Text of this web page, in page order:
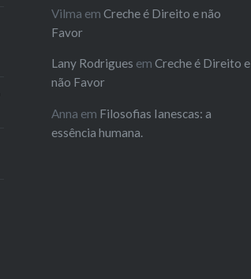
Vilma emCreche é Direito e não
Favor
Lany Rodrigues emCreche é Direito e
não Favor
Anna em Filosofias Ianescas: a
essência humana.